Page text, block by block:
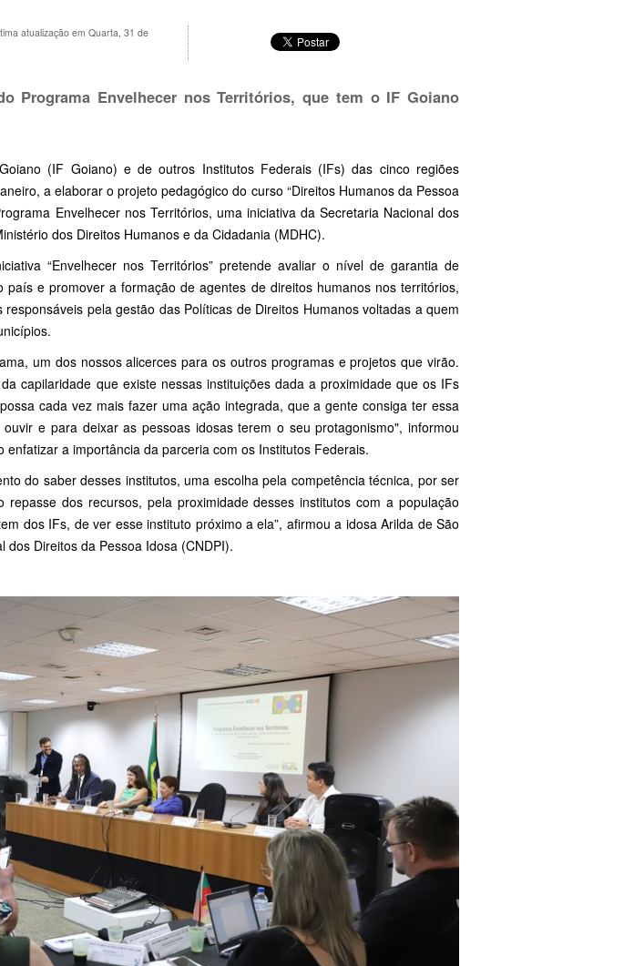
atualização em Quarta, 31 de
Programa Envelhecer nos Territórios, que tem o IF Goiano
(IF Goiano) e de outros Institutos Federais (IFs) das cinco regiões
a elaborar o projeto pedagógico do curso “Direitos Humanos da Pessoa
Envelhecer nos Territórios, uma iniciativa da Secretaria Nacional dos
dos Direitos Humanos e da Cidadania (MDHC).
“Envelhecer nos Territórios” pretende avaliar o nível de garantia de
e promover a formação de agentes de direitos humanos nos territórios,
pela gestão das Políticas de Direitos Humanos voltadas a quem
um dos nossos alicerces para os outros programas e projetos que virão.
capilaridade que existe nessas instituições dada a proximidade que os IFs
cada vez mais fazer uma ação integrada, que a gente consiga ter essa
e para deixar as pessoas idosas terem o seu protagonismo", informou
enfatizar a importância da parceria com os Institutos Federais.
do saber desses institutos, uma escolha pela competência técnica, por ser
dos recursos, pela proximidade desses institutos com a população
dos IFs, de ver esse instituto próximo a ela”, afirmou a idosa Arilda de São
Direitos da Pessoa Idosa (CNDPI).